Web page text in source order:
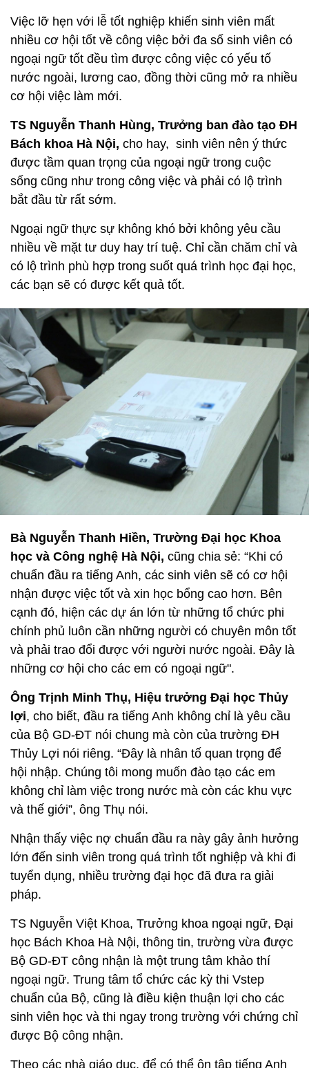
Việc lỡ hẹn với lễ tốt nghiệp khiến sinh viên mất
nhiều cơ hội tốt về công việc bởi đa số sinh viên có
ngoại ngữ tốt đều tìm được công việc có yếu tố
nước ngoài, lương cao, đồng thời cũng mở ra nhiều
cơ hội việc làm mới.
TS Nguyễn Thanh Hùng, Trưởng ban đào tạo ĐH
Bách khoa Hà Nội, cho hay, sinh viên nên ý thức
được tầm quan trọng của ngoại ngữ trong cuộc
sống cũng như trong công việc và phải có lộ trình
bắt đầu từ rất sớm.
Ngoại ngữ thực sự không khó bởi không yêu cầu
nhiều về mặt tư duy hay trí tuệ. Chỉ cần chăm chỉ và
có lộ trình phù hợp trong suốt quá trình học đại học,
các bạn sẽ có được kết quả tốt.
Bà Nguyễn Thanh Hiền, Trường Đại học Khoa
học và Công nghệ Hà Nội, cũng chia sẻ: “Khi có
chuẩn đầu ra tiếng Anh, các sinh viên sẽ có cơ hội
nhận được việc tốt và xin học bổng cao hơn. Bên
cạnh đó, hiện các dự án lớn từ những tổ chức phi
chính phủ luôn cần những người có chuyên môn tốt
và phải trao đổi được với người nước ngoài. Đây là
những cơ hội cho các em có ngoại ngữ".
Ông Trịnh Minh Thụ, Hiệu trưởng Đại học Thủy
lợi, cho biết, đầu ra tiếng Anh không chỉ là yêu cầu
của Bộ GD-ĐT nói chung mà còn của trường ĐH
Thủy Lợi nói riêng. “Đây là nhân tố quan trọng để
hội nhập. Chúng tôi mong muốn đào tạo các em
không chỉ làm việc trong nước mà còn các khu vực
và thế giới”, ông Thụ nói.
Nhận thấy việc nợ chuẩn đầu ra này gây ảnh hưởng
lớn đến sinh viên trong quá trình tốt nghiệp và khi đi
tuyển dụng, nhiều trường đại học đã đưa ra giải
pháp.
TS Nguyễn Việt Khoa, Trưởng khoa ngoại ngữ, Đại
học Bách Khoa Hà Nội, thông tin, trường vừa được
Bộ GD-ĐT công nhận là một trung tâm khảo thí
ngoại ngữ. Trung tâm tổ chức các kỳ thi Vstep
chuẩn của Bộ, cũng là điều kiện thuận lợi cho các
sinh viên học và thi ngay trong trường với chứng chỉ
được Bộ công nhận.
Theo các nhà giáo dục, để có thể ôn tập tiếng Anh